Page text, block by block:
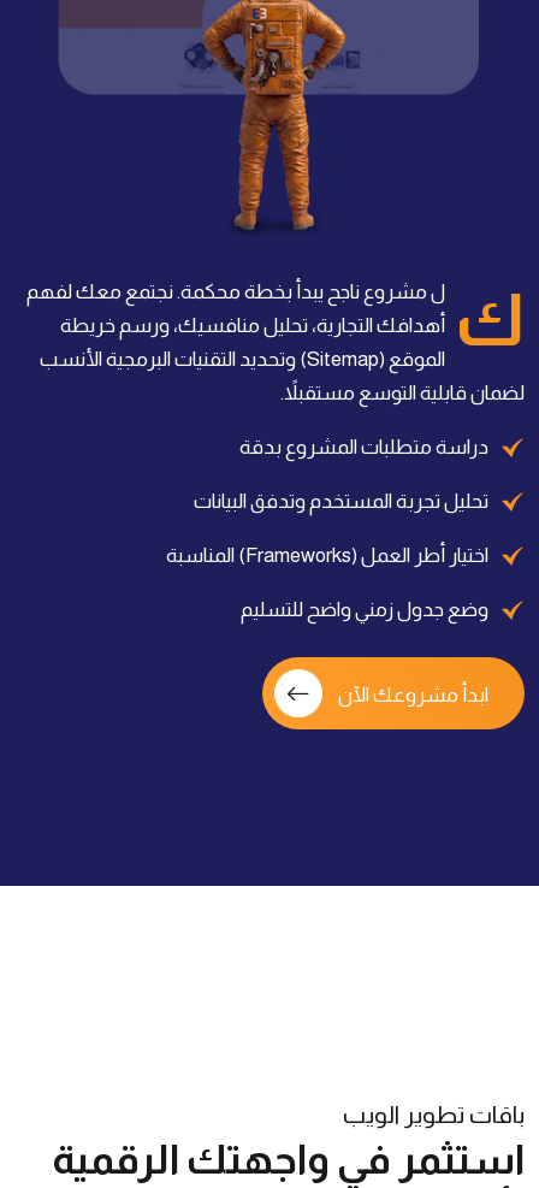
كل مشروع ناجح يبدأ بخطة محكمة. نجتمع معك لفهم
أهدافك التجارية، تحليل منافسيك، ورسم خريطة
الموقع (Sitemap) وتحديد التقنيات البرمجية الأنسب
لضمان قابلية التوسع مستقبلاً.
دراسة متطلبات المشروع بدقة
تحليل تجربة المستخدم وتدفق البيانات
اختيار أطر العمل (Frameworks) المناسبة
وضع جدول زمني واضح للتسليم
ابدأ مشروعك الآن
باقات تطوير الويب
استثمر في واجهتك الرقمية